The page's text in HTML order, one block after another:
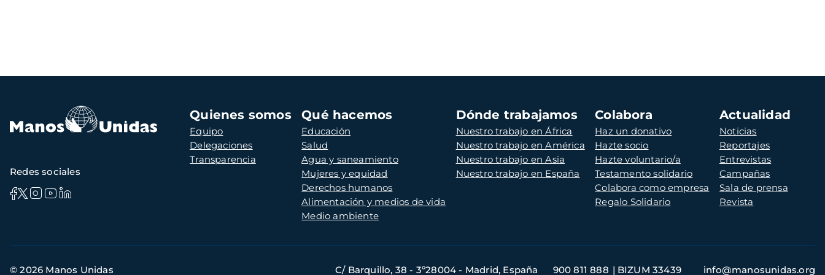
Navegación
principal
Quienes somos
Equipo
Delegaciones
Transparencia
Qué hacemos
Educación
Salud
Agua y saneamiento
Mujeres y equidad
Derechos humanos
Alimentación y medios de vida
Medio ambiente
Dónde trabajamos
Nuestro trabajo en África
Nuestro trabajo en América
Nuestro trabajo en Asia
Nuestro trabajo en España
Colabora
Haz un donativo
Hazte socio
Hazte voluntario/a
Testamento solidario
Colabora como empresa
Regalo Solidario
Actualidad
Noticias
Reportajes
Entrevistas
Campañas
Sala de prensa
Revista
Redes sociales
de
© 2026 Manos Unidas C/ Barquillo, 38 - 3º28004 - Madrid, España 900 811 888 BIZUM 33439 info@manosunidas.org